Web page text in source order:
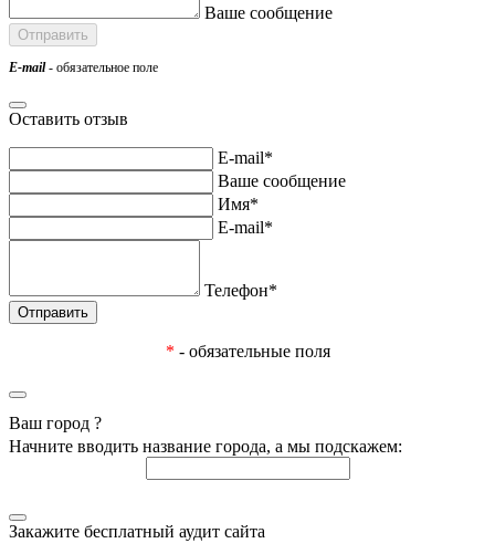
Ваше сообщение
E-mail- обязательное поле
Оставить отзыв
E-mail*
Ваше сообщение
Имя*
E-mail*
Телефон*
* - обязательные поля
Ваш город ?
Начните вводить название города, а мы подскажем:
Закажите бесплатный аудит сайта